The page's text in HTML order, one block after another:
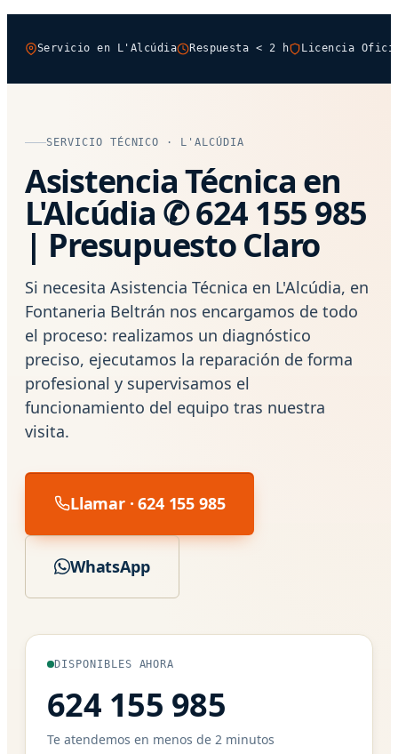
Servicio en L'Alcúdia Respuesta < 2 h Licencia
SERVICIO TÉCNICO · L'ALCÚDIA
Asistencia Técnica en
L'Alcúdia ✆ 624 155 985
| Presupuesto Claro
Si necesita Asistencia Técnica en L'Alcúdia, en
Fontaneria Beltrán nos encargamos de todo
el proceso: realizamos un diagnóstico
preciso, ejecutamos la reparación de forma
profesional y supervisamos el
funcionamiento del equipo tras nuestra
visita.
Llamar · 624 155 985
WhatsApp
DISPONIBLES AHORA
624 155 985
Te atendemos en menos de 2 minutos